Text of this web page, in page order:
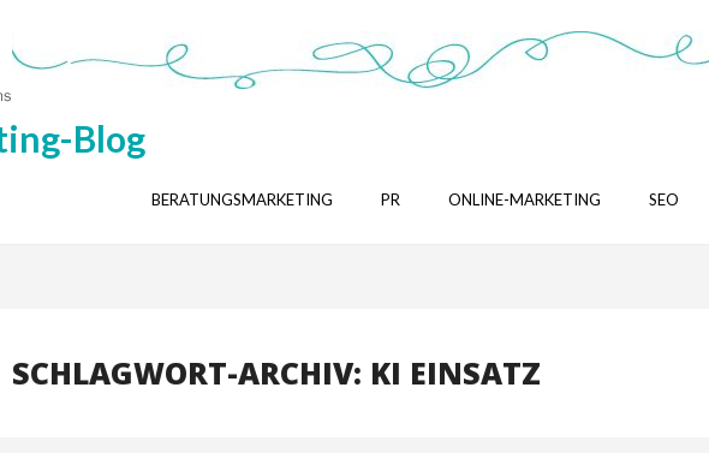
Blog
BERATUNGSMARKETING PR ONLINE-MARKETING SEO
SCHLAGWORT-ARCHIV: KI EINSATZ